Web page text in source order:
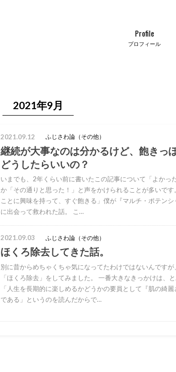
プロフィール
Profile
2021年9月
2021.09.12 ふじさわ論（その他）
継続が大事なのは分かるけど、飽きっ
どうしたらいいの？
いまでも、2年くらい前に書いたこの記事について「よかっ
か「その通りと思った！」と声をかけられることが多いです
ことに興味を持って、すぐ飽きる」僕が『マルチ・ポテンシ
に出会って救われた話。 こ…
2021.09.03 ふじさわ論（その他）
ほくろ除去してきた話。
別に昔からめちゃくちゃ気になってたわけではないんですが
「ほくろ除去」をしてみました。 一番大きなきっかけは、
「人生を長期的に楽しめるかどうかの要員として『肌の綺
である」というのを読んだからで…